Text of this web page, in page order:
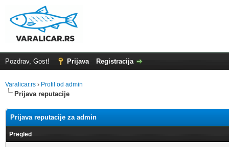
Pozdrav, Gost! Prijava Registracija
Varalicar.rs › Profil od admin
Prijava reputacije
Prijava reputacije za admin
Pregled